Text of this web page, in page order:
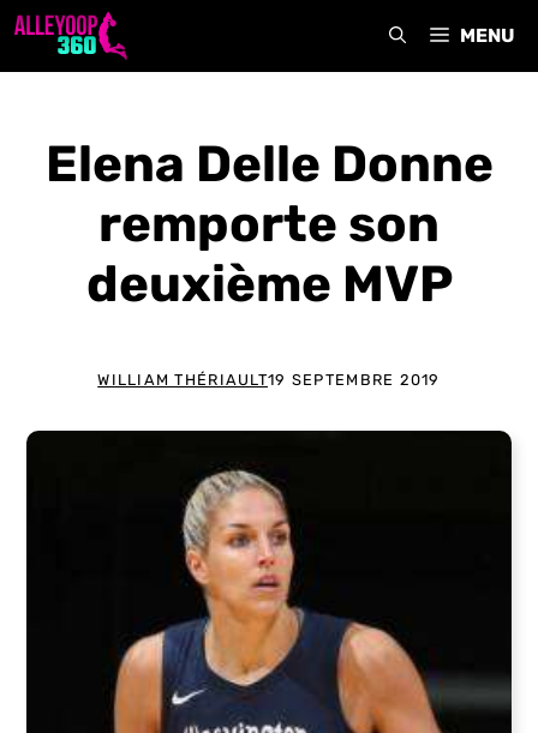
Aller
MENU
Elena Delle Donne
remporte son
deuxième MVP
WILLIAM THÉRIAULT19 SEPTEMBRE 2019